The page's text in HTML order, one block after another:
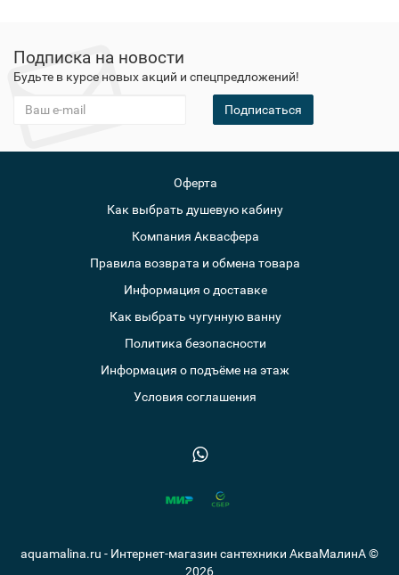
Подписка на новости
Будьте в курсе новых акций и спецпредложений!
Подписаться
Оферта
Как выбрать душевую кабину
Компания Аквасфера
Правила возврата и обмена товара
Информация о доставке
Как выбрать чугунную ванну
Политика безопасности
Информация о подъёме на этаж
Условия соглашения
aquamalina.ru - Интернет-магазин сантехники АкваМалинА ©
2026